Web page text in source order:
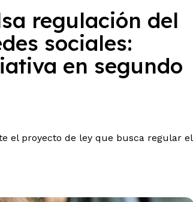
regulación del
sociales:
en segundo
el proyecto de ley que busca regular el